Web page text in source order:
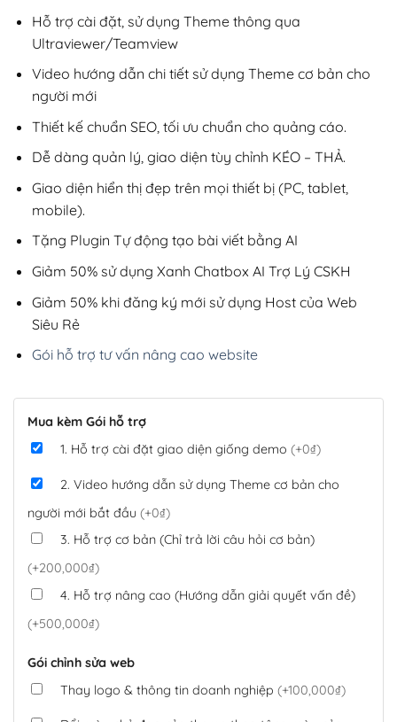
Hỗ trợ cài đặt, sử dụng Theme thông qua
Ultraviewer/Teamview
Video hướng dẫn chi tiết sử dụng Theme cơ bản cho
người mới
Thiết kế chuẩn SEO, tối ưu chuẩn cho quảng cáo.
Dễ dàng quản lý, giao diện tùy chỉnh KÉO – THẢ.
Giao diện hiển thị đẹp trên mọi thiết bị (PC, tablet,
mobile).
Tặng Plugin Tự động tạo bài viết bằng AI
Giảm 50% sử dụng Xanh Chatbox AI Trợ Lý CSKH
Giảm 50% khi đăng ký mới sử dụng Host của Web
Siêu Rẻ
Gói hỗ trợ tư vấn nâng cao website
Mua kèm Gói hỗ trợ
1. Hỗ trợ cài đặt giao diện giống demo (+0₫)
2. Video hướng dẫn sử dụng Theme cơ bản cho
người mới bắt đầu (+0₫)
3. Hỗ trợ cơ bản (Chỉ trả lời câu hỏi cơ bản)
(+200,000₫)
4. Hỗ trợ nâng cao (Hướng dẫn giải quyết vấn đề)
(+500,000₫)
Gói chỉnh sửa web
Thay logo & thông tin doanh nghiệp (+100,000₫)